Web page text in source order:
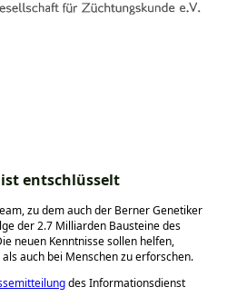
ist entschlüsselt
zu dem auch der Berner Genetiker
der 2.7 Milliarden Bausteine des
neuen Kenntnisse sollen helfen,
auch bei Menschen zu erforschen.
des Informationsdienst